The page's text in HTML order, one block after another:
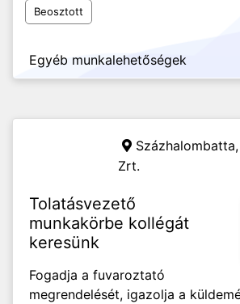
Beosztott
Egyéb munkalehetőségek
Százhalombatta,
Zrt.
Tolatásvezető
munkakörbe kollégát
keresünk
Fogadja a fuvaroztató
megrendelését, igazolja a